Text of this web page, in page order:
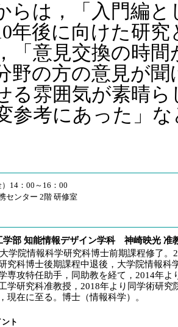
は，「入門編と
年後に向けた研
「意見交換の時
野の方の意見が
る雰囲気が素晴
参考にあった」
14：00～16：00
センター 2階 研修室
学部 知能情報デザイン学科 神崎映光 准
学院情報科学研究科博士前期課程修了。
究科博士後期課程中退後，大学院情報科
専攻特任助手，同助教を経て，2014年よ
学研究科准教授，2018年より同学術研究
現在に至る。博士（情報科学）。
ト